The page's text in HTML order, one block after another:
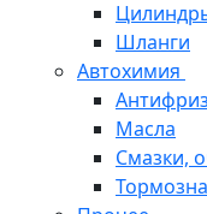
Шланги
Автохимия
Антифриз
Масла
Смазки,